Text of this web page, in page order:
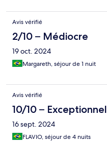
Avis vérifié
2/10 – Médiocre
19 oct. 2024
Margareth, séjour de 1 nuit
Avis vérifié
10/10 – Exceptionnel
16 sept. 2024
FLAVIO, séjour de 4 nuits